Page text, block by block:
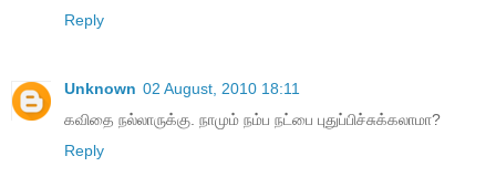
Reply
Unknown 02 August, 2010 18:11
கவிதை நல்லாருக்கு. நாமும் நம்ப நட்பை புதுப்பிச்சுக்கலாமா?
Reply